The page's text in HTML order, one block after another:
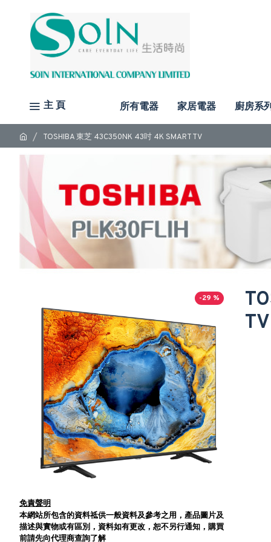
主 頁 所有電器 家居電器 廚房系
TOSHIBA 東芝 43C350NK 43吋 4K SMART TV
-29 %
免責聲明
本網站所包含的資料祗供一般資料及參考之用，產品圖片及
描述與實物或有區別，資料如有更改，恕不另行通知，購買
前請先向代理商查詢了解
TV